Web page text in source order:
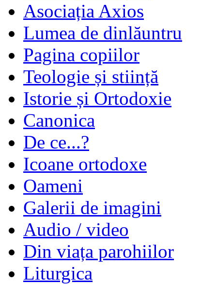
Asociația Axios
Lumea de dinlăuntru
Pagina copiilor
Teologie și stiință
Istorie și Ortodoxie
Canonica
De ce...?
Icoane ortodoxe
Oameni
Galerii de imagini
Audio / video
Din viața parohiilor
Liturgica